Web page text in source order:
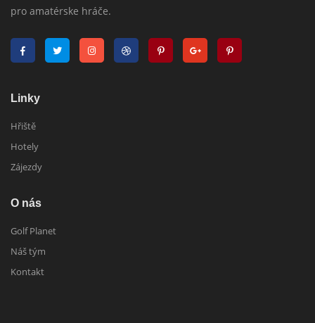
pro amatérske hráče.
Linky
Hřiště
Hotely
Zájezdy
O nás
Golf Planet
Náš tým
Kontakt